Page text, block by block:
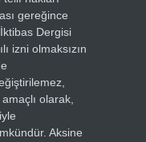
gereğince
Dergisi
izni olmaksızın
olarak,
Aksine